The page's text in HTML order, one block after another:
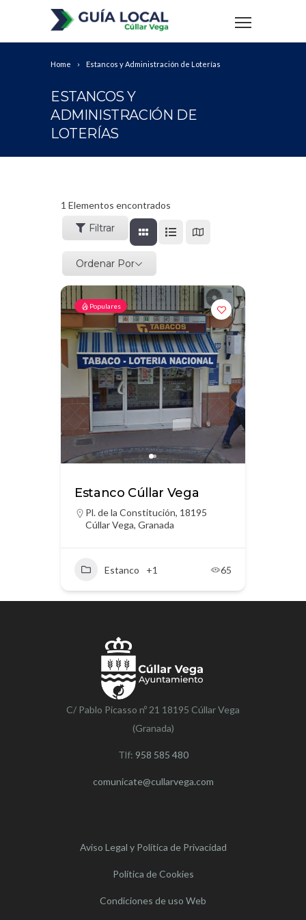
Home Estancos y Administración de Loterías
ESTANCOS Y
ADMINISTRACIÓN DE
LOTERÍAS
1 Elementos encontrados
Filtrar
Ordenar Por
Populares
Estanco Cúllar Vega
Pl. de la Constitución, 18195
Cúllar Vega, Granada
Estanco +1 65
C/ Pablo Picasso nº 21 18195 Cúllar Vega
(Granada)
Tlf: 958 585 480
comunicate@cullarvega.com
Aviso Legal y Política de Privacidad
Política de Cookies
Condiciones de uso Web